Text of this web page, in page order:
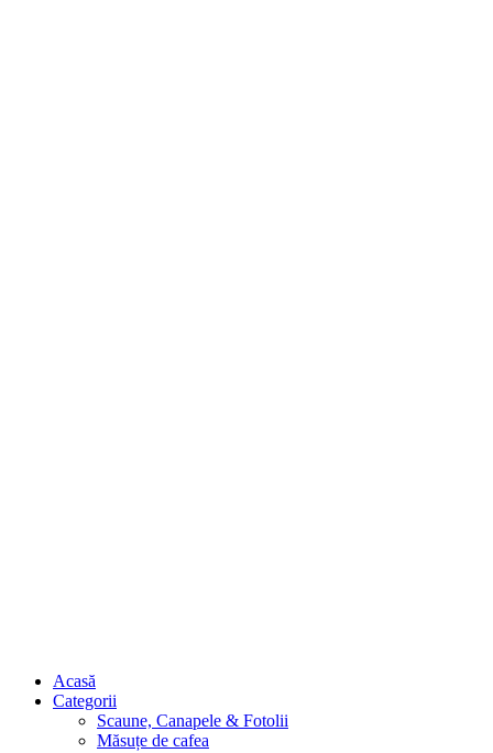
Acasă
Categorii
Scaune, Canapele & Fotolii
Măsuțe de cafea